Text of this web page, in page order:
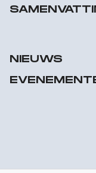
NIEUWS